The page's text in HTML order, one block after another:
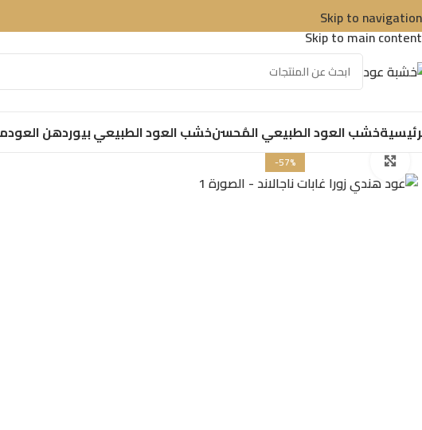
Skip to navigation
Skip to main content
خشب العود الطبيعي المُحسنخشب العود الطبيعي بيوردهن العود
-57%Click to enlarge